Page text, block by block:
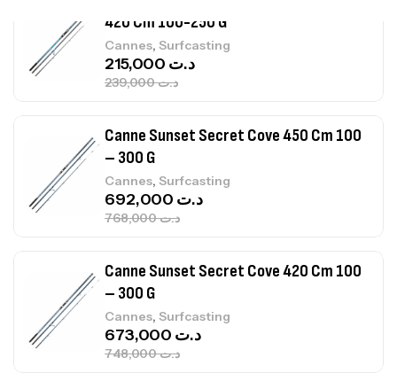
420 Cm 100-250 G
Cannes, Surfcasting
د.ت239,000
د.ت
Canne Sunset Secret Cove 450 Cm 100
– 300 G
Cannes, Surfcasting
د.ت768,000
د.ت
Canne Sunset Secret Cove 420 Cm 100
– 300 G
Cannes, Surfcasting
د.ت748,000
د.ت